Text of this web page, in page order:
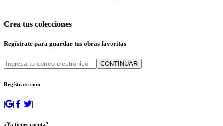
Crea tus colecciones
Regístrate para guardar tus obras favoritas
CONTINUAR
Regístrate con:
| | | |
¿Ya tienes cuenta?